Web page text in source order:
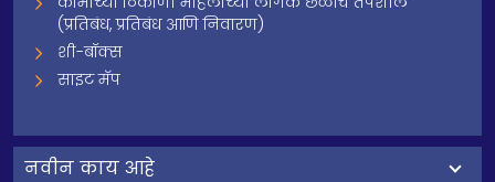
(प्रतिबंध, प्रतिबंध आणि निवारण)
शी-बॉक्स
साइट मॅप
नवीन काय आहे